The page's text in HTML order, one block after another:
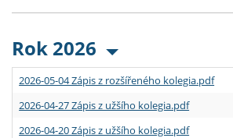
Rok 2026
2026-05-04 Zápis z rozšířeného kolegia.pdf
2026-04-27 Zápis z užšího kolegia.pdf
2026-04-20 Zápis z užšího kolegia.pdf